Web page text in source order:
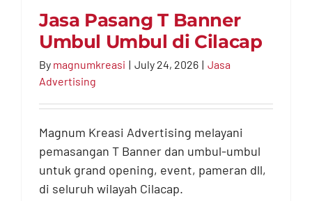
Umbul Umbul di Cilacap
Jasa Pasang T Banner
Umbul Umbul di Cilacap
By magnumkreasi | July 24, 2026 | Jasa
Advertising
Magnum Kreasi Advertising melayani
pemasangan T Banner dan umbul-umbul
untuk grand opening, event, pameran dll,
di seluruh wilayah Cilacap.